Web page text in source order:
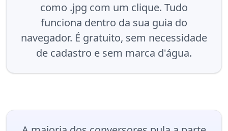
como .jpg com um clique. Tudo
funciona dentro da sua guia do
navegador. É gratuito, sem necessidade
de cadastro e sem marca d'água.